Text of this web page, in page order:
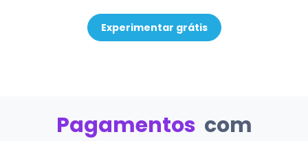
Experimentar grátis
Pagamentos com